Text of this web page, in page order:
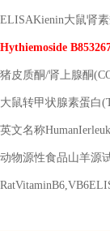
ELISAKienin大鼠肾素
Hythiemoside
猪皮质酮/肾上腺酮
大鼠转甲状腺素蛋白
英文名称
动物源性食品山羊源